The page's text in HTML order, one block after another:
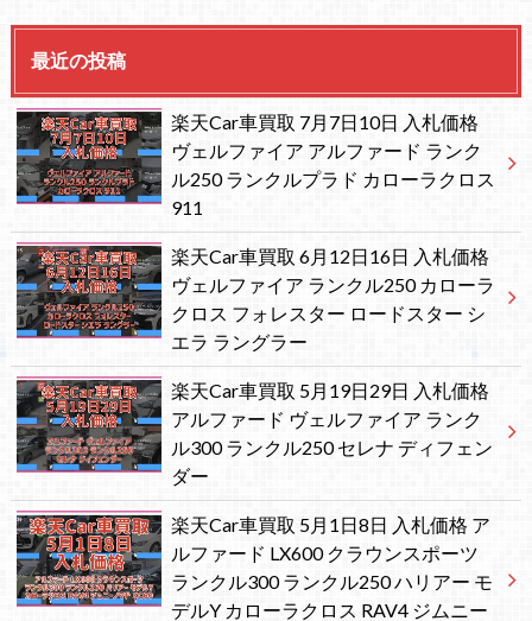
最近の投稿
楽天Car車買取 7月7日10日 入札価格
ヴェルファイア アルファード ランク
ル250 ランクルプラド カローラクロス
911
楽天Car車買取 6月12日16日 入札価格
ヴェルファイア ランクル250 カローラ
クロス フォレスター ロードスター シ
エラ ラングラー
楽天Car車買取 5月19日29日 入札価格
アルファード ヴェルファイア ランク
ル300 ランクル250 セレナ ディフェン
ダー
楽天Car車買取 5月1日8日 入札価格 ア
ルファード LX600 クラウンスポーツ
ランクル300 ランクル250 ハリアー モ
デルY カローラクロス RAV4 ジムニー